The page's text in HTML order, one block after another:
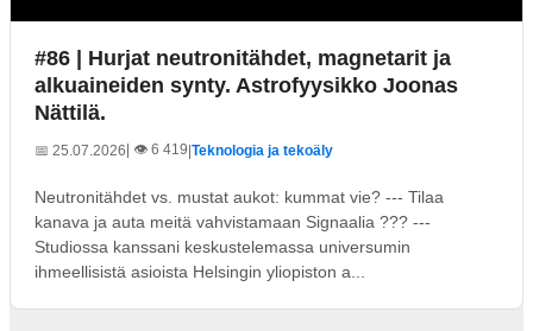
#86 | Hurjat neutronitähdet, magnetarit ja
alkuaineiden synty. Astrofyysikko Joonas
Nättilä.
📅 25.07.2026| 👁️ 6 419 Teknologia ja tekoäly
Neutronitähdet vs. mustat aukot: kummat vie? --- Tilaa
kanava ja auta meitä vahvistamaan Signaalia ??? ---
Studiossa kanssani keskustelemassa universumin
ihmeellisistä asioista Helsingin yliopiston a...